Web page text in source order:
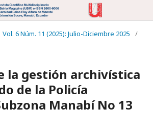
Vol. 6 Núm. 11 (2025): Julio-Diciembre 2025
/
la gestión archivística
de la Policía
Manabí No 13